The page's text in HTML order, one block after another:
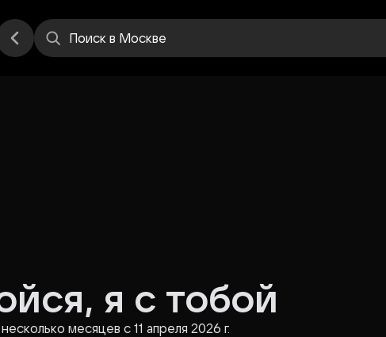
Поиск в Москве
я с тобой
месяцев с 11 апреля 2026 г.